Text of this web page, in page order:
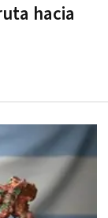
hacia